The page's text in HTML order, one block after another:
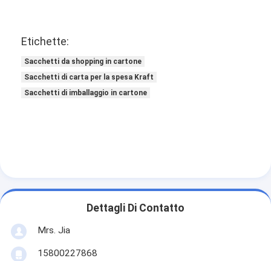
Etichette:
Sacchetti da shopping in cartone
Sacchetti di carta per la spesa Kraft
Sacchetti di imballaggio in cartone
Dettagli Di Contatto
Mrs. Jia
15800227868